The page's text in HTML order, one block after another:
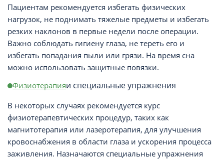
Пациентам рекомендуется избегать физических
нагрузок, не поднимать тяжелые предметы и избегать
резких наклонов в первые недели после операции.
Важно соблюдать гигиену глаза, не тереть его и
избегать попадания пыли или грязи. На время сна
можно использовать защитные повязки.
Физиотерапияи специальные упражнения
В некоторых случаях рекомендуется курс
физиотерапевтических процедур, таких как
магнитотерапия или лазеротерапия, для улучшения
кровоснабжения в области глаза и ускорения процесса
заживления. Назначаются специальные упражнения